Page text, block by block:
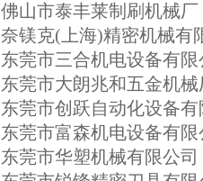
佛山市泰丰莱制刷机械厂
奈镁克(上海)精密机械有
东莞市三合机电设备有限
东莞市大朗兆和五金机械
东莞市创跃自动化设备
东莞市富森机电设备有限
东莞市华塑机械有限公司